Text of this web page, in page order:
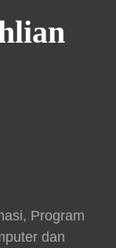
Program
dan